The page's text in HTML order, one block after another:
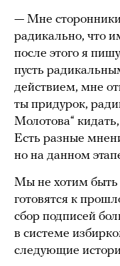
— Мне
радикально, что
после этого я
пусть
действием, мне
ты придурок,
Молотова“
Есть разные
но на данном
Мы не хотим быть
готовятся к
сбор подписей
в системе
следующие